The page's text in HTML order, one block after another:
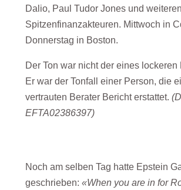
Dalio, Paul Tudor Jones und weiteren
Spitzenfinanzakteuren. Mittwoch in
Donnerstag in Boston.
Der Ton war nicht der eines lockeren
Er war der Tonfall einer Person, die
vertrauten Berater Bericht erstattet.
EFTA02386397)
Noch am selben Tag hatte Epstein
geschrieben: «When you are in for